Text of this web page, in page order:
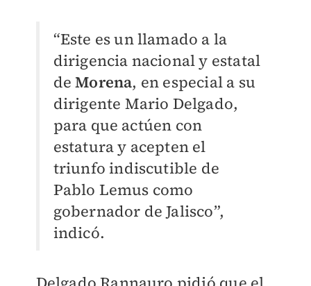
“Este es un llamado a la
dirigencia nacional y estatal
deMorena, en especial a su
dirigente Mario Delgado,
para que actúen con
estatura y acepten el
triunfo indiscutible de
Pablo Lemus como
gobernador de Jalisco”,
indicó.